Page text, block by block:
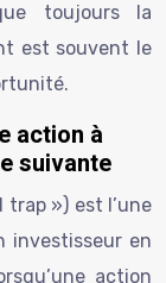
toujours la
est souvent le
action à
suivante
») est l’une
investisseur en
action